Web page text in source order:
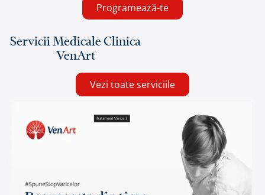
Programează-te
Servicii Medicale Clinica
VenArt
Vezi toate serviciile